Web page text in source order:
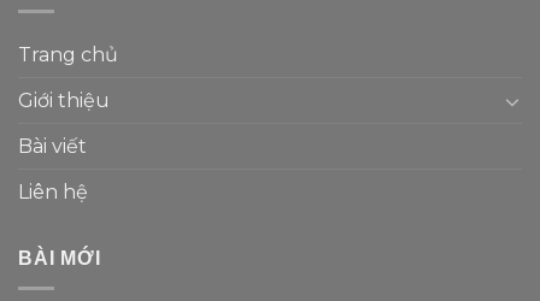
Trang chủ
Giới thiệu
Bài viết
Liên hệ
BÀI MỚI